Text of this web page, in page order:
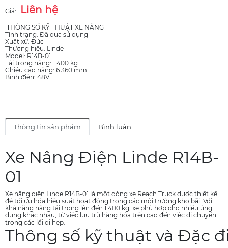
Giá:
Liên hệ
THÔNG SỐ KỸ THUẬT XE NÂNG
Tình trạng: Đã qua sử dụng
Xuất xứ: Đức
Thương hiệu: Linde
Model: R14B-01
Tải trọng nâng: 1.400 kg
Chiều cao nâng: 6.360 mm
Bình điện: 48V
Thông tin sản phẩm Bình luận
Xe Nâng Điện Linde R14B-
01
Xe nâng điện Linde R14B-01 là một dòng xe Reach Truck được thiết kế
để tối ưu hóa hiệu suất hoạt động trong các môi trường kho bãi. Với
khả năng nâng tải trọng lên đến 1.400 kg, xe phù hợp cho nhiều ứng
dụng khác nhau, từ việc lưu trữ hàng hóa trên cao đến việc di chuyển
trong các lối đi hẹp.
Thông số kỹ thuật và Đặc